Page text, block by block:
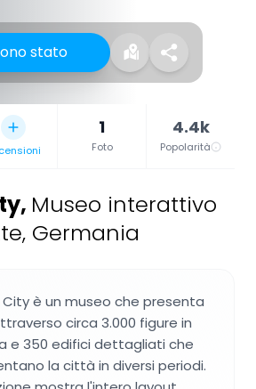
stato
1
Foto
4.4k
Popolarità
, Museo interattivo
Germania
City è un museo che presenta
circa 3.000 figure in
e 350 edifici dettagliati che
la città in diversi periodi.